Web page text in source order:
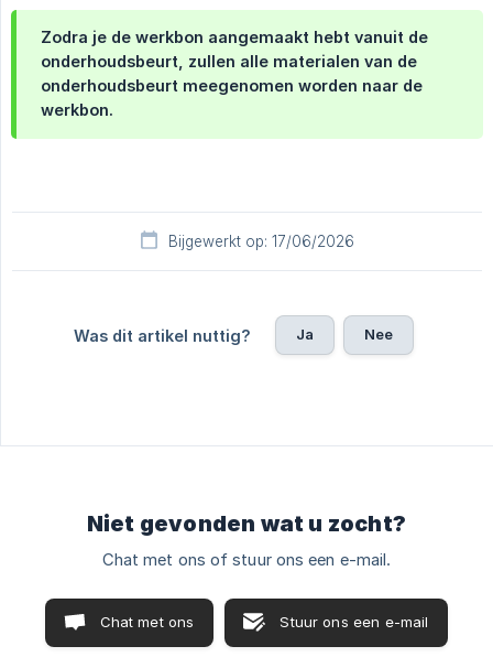
Zodra je de werkbon aangemaakt hebt vanuit de
onderhoudsbeurt, zullen alle materialen van de
onderhoudsbeurt meegenomen worden naar de
werkbon.
Bijgewerkt op: 17/06/2026
Was dit artikel nuttig? Ja Nee
Niet gevonden wat u zocht?
Chat met ons of stuur ons een e-mail.
Chat met ons Stuur ons een e-mail